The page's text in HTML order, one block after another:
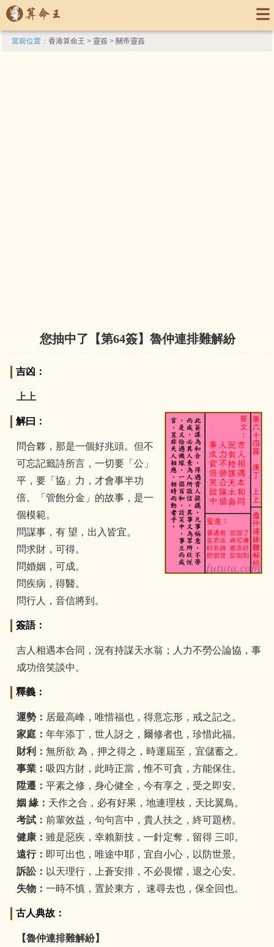
當前位置：香港算命王 > 靈簽 > 關帝靈簽
您抽中了【第64簽】魯仲連排難解紛
吉凶：
上上
解曰：
問合夥，那是一個好兆頭。但不
可忘記籤詩所言，一切要「公」
平，要「協」力，才會事半功
倍。「管飽分金」的故事，是一
個模範。
問謀事，有 望，出入皆宜。
問求財，可得。
問婚姻，可成。
問疾病，得醫。
問行人，音信將到。
簽語：
吉人相遇本合同，況有持謀天水翁；人力不勞公論協，事
成功倍笑談中。
釋義：
運勢： 居最高峰，唯惜福也，得意忘形，戒之記之。
家庭： 年年添丁，世人訝之，爾修者也，珍惜此福。
財利： 無所欲 為，押之得之，時運屆至，宜儲蓄之。
事業： 吸四方財，此時正當，惟不可貪，方能保住。
陞遷： 平素之修，身心健全，今有享之，受之即安。
姻 緣： 天作之合，必有好果，地連理枝，天比翼鳥。
考試： 前輩效益，句句言中，貴人扶之，終可題榜。
健康： 雖是惡疾，幸賴新技，一針定奪，留得 三叩。
遠行： 即可出也，唯途中耶，宜自小心，以防世景。
訴訟： 以天理行，上蒼安排，不必畏懼，退之心安。
失物： 一時不慎，置於東方， 速尋去也，保全回也。
古人典故：
【魯仲連排難解紛】